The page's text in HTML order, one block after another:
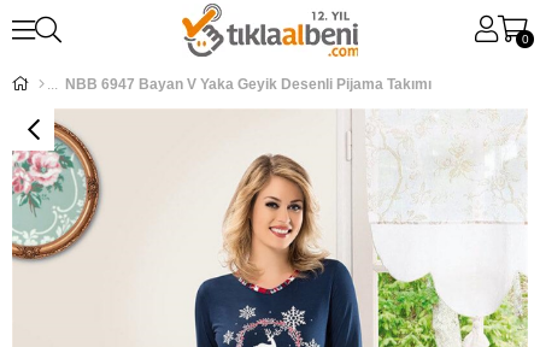
0
NBB 6947 Bayan V Yaka Geyik Desenli Pijama Takımı